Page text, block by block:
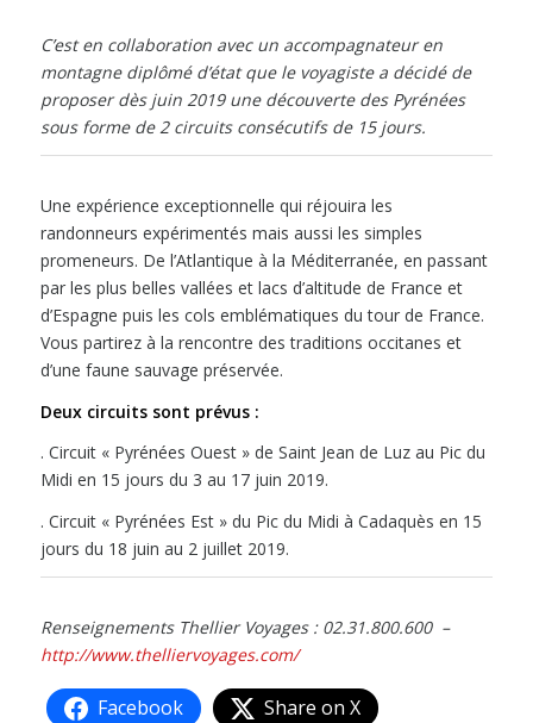
C’est en collaboration avec un accompagnateur en
montagne diplômé d’état que le voyagiste a décidé de
proposer dès juin 2019 une découverte des Pyrénées
sous forme de 2 circuits consécutifs de 15 jours.
Une expérience exceptionnelle qui réjouira les
randonneurs expérimentés mais aussi les simples
promeneurs. De l’Atlantique à la Méditerranée, en passant
par les plus belles vallées et lacs d’altitude de France et
d’Espagne puis les cols emblématiques du tour de France.
Vous partirez à la rencontre des traditions occitanes et
d’une faune sauvage préservée.
Deux circuits sont prévus :
. Circuit « Pyrénées Ouest » de Saint Jean de Luz au Pic du
Midi en 15 jours du 3 au 17 juin 2019.
. Circuit « Pyrénées Est » du Pic du Midi à Cadaquès en 15
jours du 18 juin au 2 juillet 2019.
Renseignements Thellier Voyages : 02.31.800.600 –
http://www.thelliervoyages.com/
Facebook
Share on X